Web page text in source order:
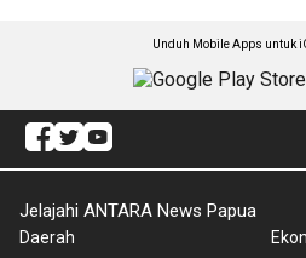
Unduh Mobile Apps untuk
Jelajahi ANTARA News Papua
Daerah